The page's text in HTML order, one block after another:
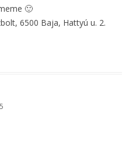
🙂
6500 Baja, Hattyú u. 2.